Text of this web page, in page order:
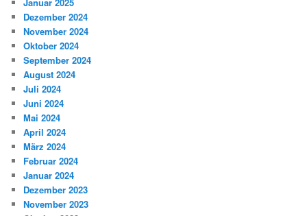
Januar 2025
Dezember 2024
November 2024
Oktober 2024
September 2024
August 2024
Juli 2024
Juni 2024
Mai 2024
April 2024
März 2024
Februar 2024
Januar 2024
Dezember 2023
November 2023